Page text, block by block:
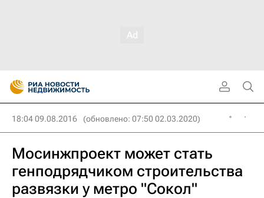
18:04 09.08.2016 (обновлено: 07:50 02.03.2020)
Мосинжпроект может стать
генподрядчиком строительства
развязки у метро "Сокол"